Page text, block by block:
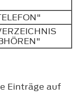
Einträge auf